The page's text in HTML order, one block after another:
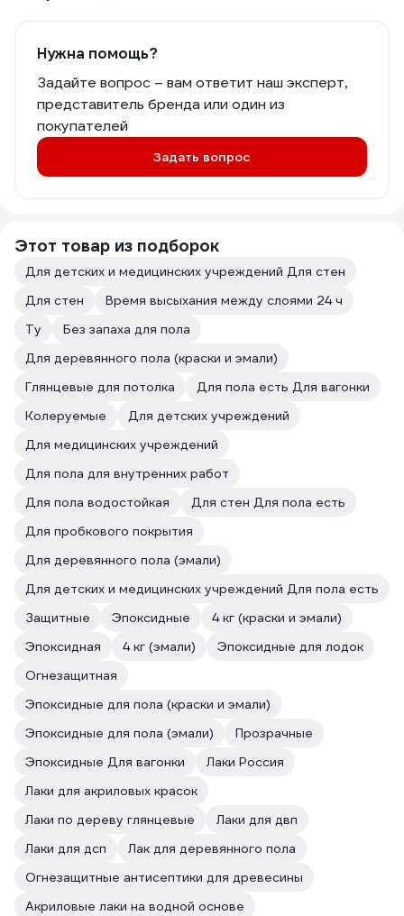
Нужна помощь?
Задайте вопрос – вам ответит наш эксперт,
представитель бренда или один из
покупателей
Задать вопрос
Этот товар из подборок
Для детских и медицинских учреждений Для стен
Для стен
Время высыхания между слоями 24 ч
Ту
Без запаха для пола
Для деревянного пола (краски и эмали)
Глянцевые для потолка
Для пола есть Для вагонки
Колеруемые
Для детских учреждений
Для медицинских учреждений
Для пола для внутренних работ
Для пола водостойкая
Для стен Для пола есть
Для пробкового покрытия
Для деревянного пола (эмали)
Для детских и медицинских учреждений Для пола есть
Защитные
Эпоксидные
4 кг (краски и эмали)
Эпоксидная
4 кг (эмали)
Эпоксидные для лодок
Огнезащитная
Эпоксидные для пола (краски и эмали)
Эпоксидные для пола (эмали)
Прозрачные
Эпоксидные Для вагонки
Лаки Россия
Лаки для акриловых красок
Лаки по дереву глянцевые
Лаки для двп
Лаки для дсп
Лак для деревянного пола
Огнезащитные антисептики для древесины
Акриловые лаки на водной основе